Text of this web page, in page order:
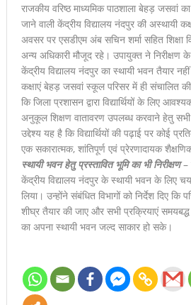
प्रतिभा का शानदार प्रदर्शन
4 क्विंटल 52 किलो भुक्की बरामदगी पर सत्ती
— आखिर किसके संरक्षण में चल रहा है नशा
नशा मुक्त युवा फॉर विकसित भारत’
प्रदर्शन, तीन छात्राओं ने जीते शीर्ष स्थान
डीएवी ऊना ने अंडर-14 क्षेत्रीय क्रिकेट
परचम
राजकीय वरिष्ठ माध्यमिक पाठशाला बेहड़ जसवां
जाने वाली केंद्रीय विद्यालय नंदपुर की अस्थायी
अवसर पर एसडीएम अंब सचिन शर्मा सहित शिक्षा
अन्य अधिकारी मौजूद रहे। उपायुक्त ने निरीक्षण
केंद्रीय विद्यालय नंदपुर का स्थायी भवन तैयार
कक्षाएं बेहड़ जसवां स्कूल परिसर में ही संचालित
कि जिला प्रशासन द्वारा विद्यार्थियों के लिए
अनुकूल शिक्षण वातावरण उपलब्ध करवाने हेतु
उद्देश्य यह है कि विद्यार्थियों की पढ़ाई पर कोई
एक सकारात्मक, शांतिपूर्ण एवं प्रेरणादायक
स्थायी भवन हेतु प्रस्तावित भूमि का भी निरीक्षण–
केंद्रीय विद्यालय नंदपुर के स्थायी भवन के लिए
लिया। उन्होंने संबंधित विभागों को निर्देश दिए कि
शीघ्र तैयार की जाए और सभी प्रक्रियाएं
का अपना स्थायी भवन जल्द साकार हो सके।